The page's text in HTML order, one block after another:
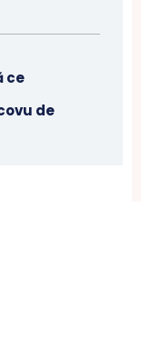
ce
de